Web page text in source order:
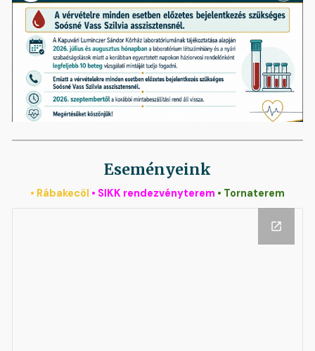
Eseményeink
• Rábakecöl • SIKK rendezvényterem • Tornaterem